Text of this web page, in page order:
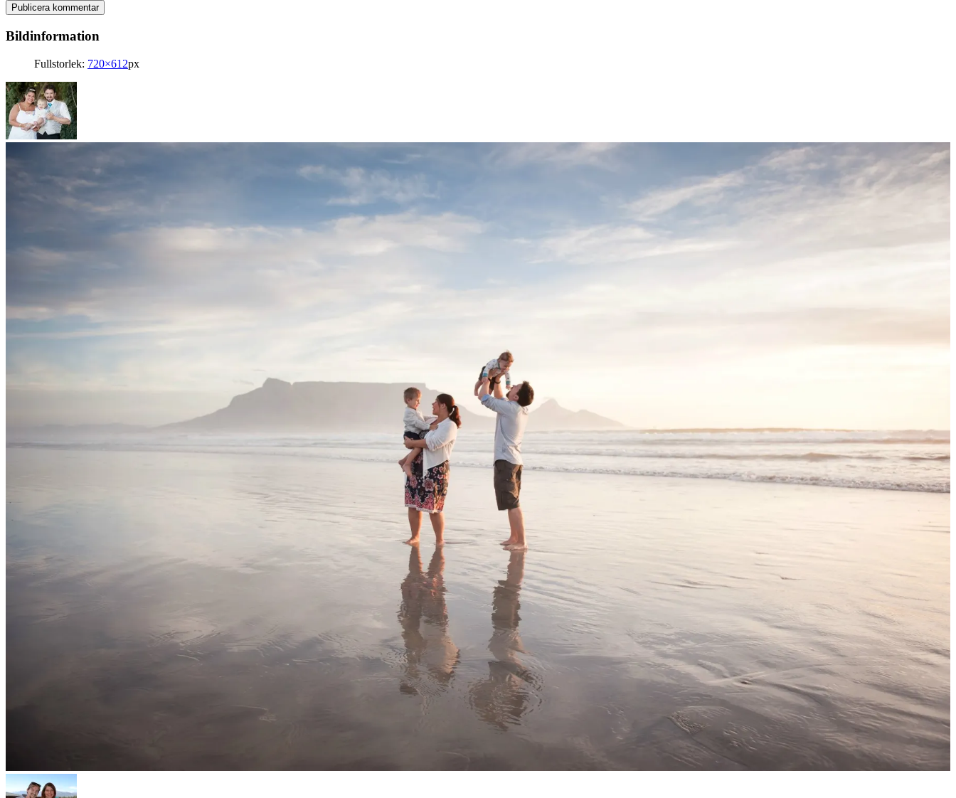
Bildinformation
Fullstorlek: 720×612px